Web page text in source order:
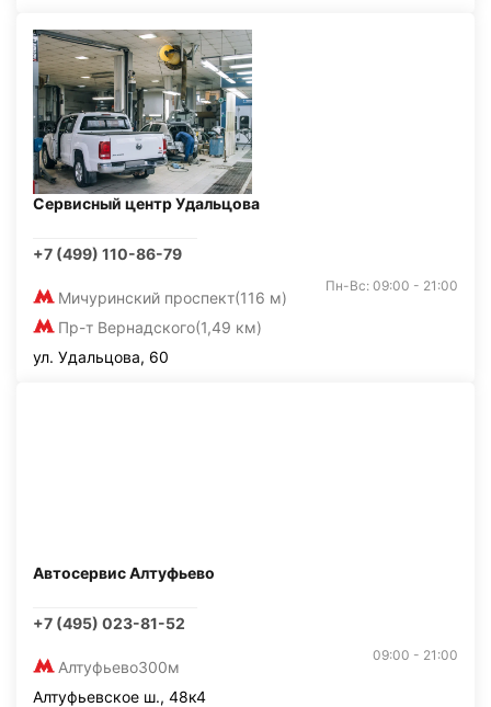
Сервисный центр Удальцова
+7 (499) 110-86-79
Мичуринский проспект(116 м)
Пр-т Вернадского(1,49 км)
Пн-Вс: 09:00 - 21:00
ул. Удальцова, 60
Автосервис Алтуфьево
+7 (495) 023-81-52
Алтуфьево300м
09:00 - 21:00
Алтуфьевское ш., 48к4